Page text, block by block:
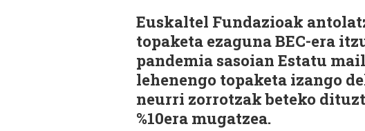
Euskaltel Fundazioak
topaketa ezaguna BEC-era
pandemia sasoian Estatu
lehenengo topaketa izango
neurri zorrotzak beteko
%10era mugatzea.